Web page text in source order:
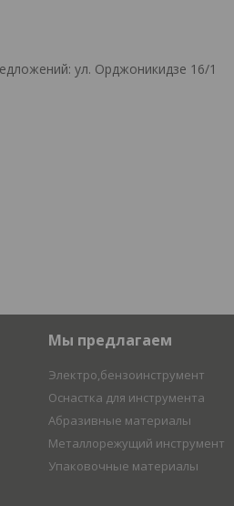
ул. Орджоникидзе 16/1
Мы предлагаем
Электро,бензоинструмент
Оснастка для инструмента
Абразивные материалы
Металлорежущий инструмент
Упаковочные материалы